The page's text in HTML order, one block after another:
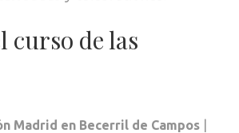
curso de las
Madrid en Becerril de Campos